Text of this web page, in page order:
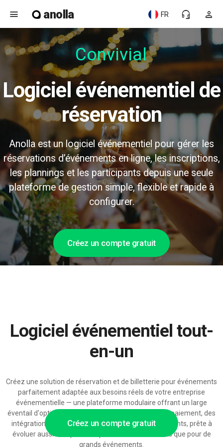
menu anolla person
headset_mic
FR
Convivial
Logiciel événementiel de
réservation
Anolla est un logiciel événementiel pour gérer les
réservations d’événements en ligne, les inscriptions,
les plannings et les participants depuis une seule
plateforme de gestion simple, flexible et rapide à
configurer.
Créez un compte gratuit
Créez un compte gratuit
Logiciel événementiel tout-
en-un
Créez une solution de réservation et de billetterie pour événements
parfaitement adaptée aux besoins réels de votre entreprise
événementielle — une plateforme modulaire offrant un large
éventail d'options de configuration, des solutions de paiement, des
intégrations CRM et des automatisations d'événements, prête à
évoluer aussi bien pour des petits rassemblements que pour de
grands événements.